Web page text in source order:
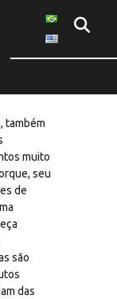
tipos
também
muito
seu
de
são
das